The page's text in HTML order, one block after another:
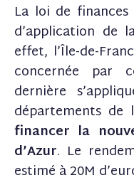
La loi de
d’application de
effet, l’Île-de-
concernée par
dernière
départements de
financer la
d’Azur. Le
estimé à 20M